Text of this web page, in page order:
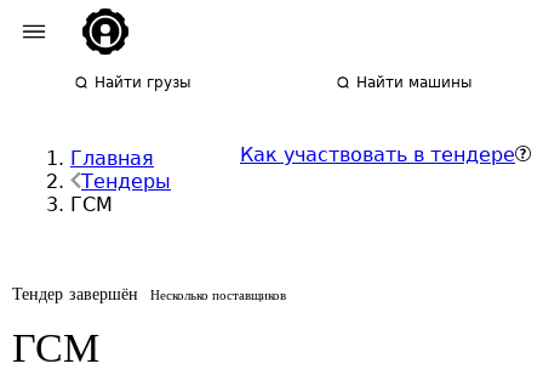
Найти грузы Найти машины
Главная
Тендеры
ГСМ
Как участвовать в тендере
Тендер завершён Несколько поставщиков
ГСМ